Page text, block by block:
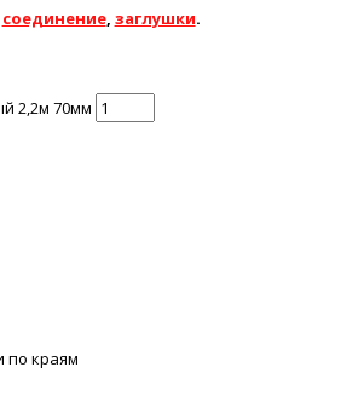
соединение, заглушки.
2,2м 70мм
по краям